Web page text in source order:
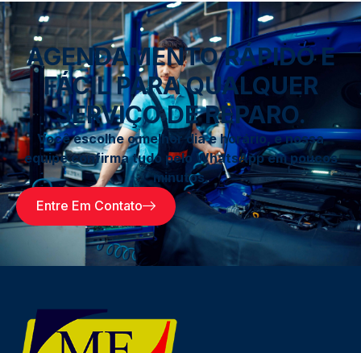
AGENDAMENTO RÁPIDO E
FÁCIL PARA QUALQUER
SERVIÇO DE REPARO.
Você escolhe o melhor dia e horário, e nossa
equipe confirma tudo pelo WhatsApp em poucos
minutos.
Entre Em Contato